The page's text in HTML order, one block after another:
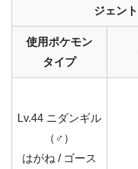
ジェン
使用ポケモン
タイプ
Lv.44 ニダンギル
（♂）
はがね / ゴース